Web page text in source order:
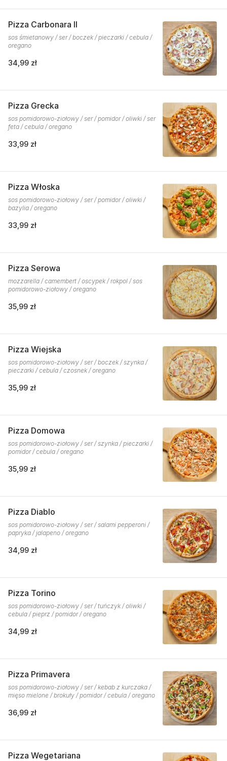
Pizza Carbonara II
sos śmietanowy / ser / boczek / pieczarki / cebula /
oregano
34,99 zł
Pizza Grecka
sos pomidorowo-ziołowy / ser / pomidor / oliwki / ser
feta / cebula / oregano
33,99 zł
Pizza Włoska
sos pomidorowo-ziołowy / ser / pomidor / oliwki /
bazylia / oregano
33,99 zł
Pizza Serowa
mozzarella / camembert / oscypek / rokpol / sos
pomidorowo-ziołowy / oregano
35,99 zł
Pizza Wiejska
sos pomidorowo-ziołowy / ser / boczek / szynka /
pieczarki / cebula / czosnek / oregano
35,99 zł
Pizza Domowa
sos pomidorowo-ziołowy / ser / szynka / pieczarki /
pomidor / cebula / oregano
35,99 zł
Pizza Diablo
sos pomidorowo-ziołowy / ser / salami pepperoni /
papryka / jalapeno / oregano
34,99 zł
Pizza Torino
sos pomidorowo-ziołowy / ser / tuńczyk / oliwki /
cebula / pieprz / pomidor / oregano
34,99 zł
Pizza Primavera
sos pomidorowo-ziołowy / ser / kebab z kurczaka /
mięso mielone / brokuły / pomidor / cebula / oregano
36,99 zł
Pizza Wegetariana